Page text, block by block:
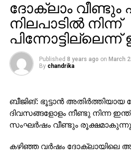
ദോക്‌ലാം
നിലപാടില്‍ നിന്ന്
Published 8 years ago on March
By chandrika
ബീജിങ്: ഭൂട്ടാന്‍ അതിര്‍ത്തിയായ
ദിവസങ്ങളോളം നീണ്ടു നിന്ന
സംഘര്‍ഷം വീണ്ടും
കഴിഞ്ഞ വര്‍ഷം ദോക്ലായിലെ